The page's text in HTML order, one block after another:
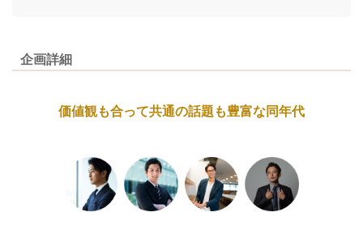
企画詳細
価値観も合って共通の話題も豊富な同年代